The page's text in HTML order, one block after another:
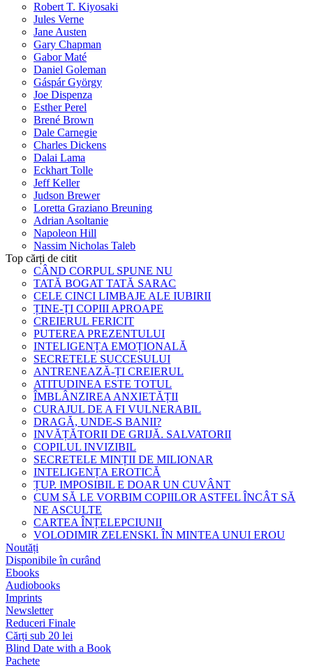
Robert T. Kiyosaki
Jules Verne
Jane Austen
Gary Chapman
Gabor Maté
Daniel Goleman
Gáspár György
Joe Dispenza
Esther Perel
Brené Brown
Dale Carnegie
Charles Dickens
Dalai Lama
Eckhart Tolle
Jeff Keller
Judson Brewer
Loretta Graziano Breuning
Adrian Asoltanie
Napoleon Hill
Nassim Nicholas Taleb
Top cărți de citit
CÂND CORPUL SPUNE NU
TATĂ BOGAT TATĂ SARAC
CELE CINCI LIMBAJE ALE IUBIRII
ȚINE-ȚI COPIII APROAPE
CREIERUL FERICIT
PUTEREA PREZENTULUI
INTELIGENȚA EMOȚIONALĂ
SECRETELE SUCCESULUI
ANTRENEAZĂ-ȚI CREIERUL
ATITUDINEA ESTE TOTUL
ÎMBLÂNZIREA ANXIETĂȚII
CURAJUL DE A FI VULNERABIL
DRAGĂ, UNDE-S BANII?
INVĂȚĂTORII DE GRIJĂ. SALVATORII
COPILUL INVIZIBIL
SECRETELE MINȚII DE MILIONAR
INTELIGENȚA EROTICĂ
ȚUP. IMPOSIBIL E DOAR UN CUVÂNT
CUM SĂ LE VORBIM COPIILOR ASTFEL ÎNCÂT SĂ
NE ASCULTE
CARTEA ÎNȚELEPCIUNII
VOLODIMIR ZELENSKI. ÎN MINTEA UNUI EROU
Noutăți
Disponibile în curând
Ebooks
Audiobooks
Imprints
Newsletter
Reduceri Finale
Cărți sub 20 lei
Blind Date with a Book
Pachete